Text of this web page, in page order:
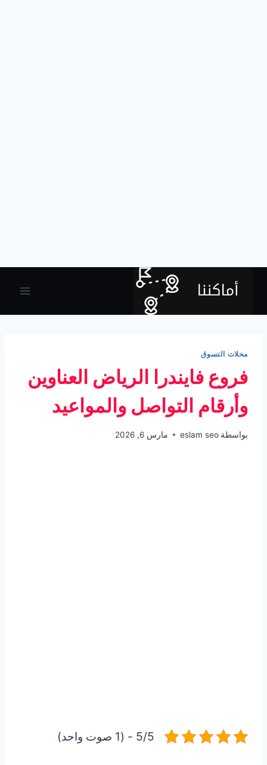
محلات التسوق
فروع فايندرا الرياض العناوين
وأرقام التواصل والمواعيد
بواسطة eslam seo مارس 6, 2026
5/5 - (1 صوت واحد)